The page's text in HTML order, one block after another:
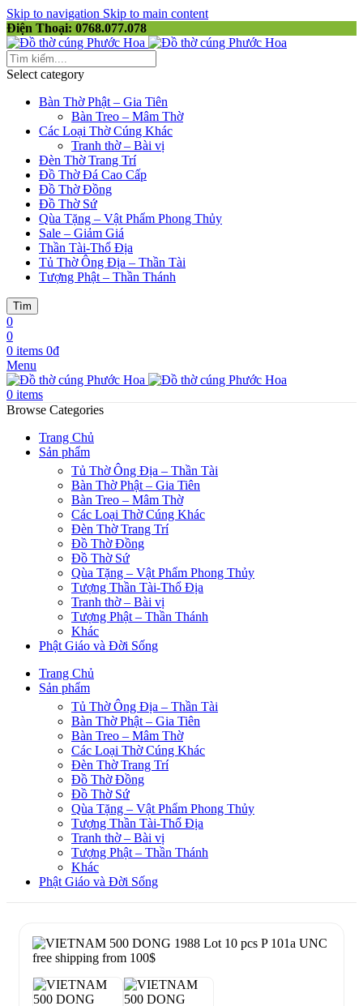
Skip to navigation Skip to main content
Điện Thoại: 0768.077.078
Select category
Bàn Thờ Phật – Gia Tiên
Bàn Treo – Mâm Thờ
Các Loại Thờ Cúng Khác
Tranh thờ – Bài vị
Đèn Thờ Trang Trí
Đồ Thờ Đá Cao Cấp
Đồ Thờ Đồng
Đồ Thờ Sứ
Qùa Tặng – Vật Phẩm Phong Thủy
Sale – Giảm Giá
Thần Tài-Thổ Địa
Tủ Thờ Ông Địa – Thần Tài
Tượng Phật – Thần Thánh
Tìm
0
0
0 items 0₫
Menu
0 items
Browse Categories
Trang Chủ
Sản phẩm
Tủ Thờ Ông Địa – Thần Tài
Bàn Thờ Phật – Gia Tiên
Bàn Treo – Mâm Thờ
Các Loại Thờ Cúng Khác
Đèn Thờ Trang Trí
Đồ Thờ Đồng
Đồ Thờ Sứ
Qùa Tặng – Vật Phẩm Phong Thủy
Tượng Thần Tài-Thổ Địa
Tranh thờ – Bài vị
Tượng Phật – Thần Thánh
Khác
Phật Giáo và Đời Sống
Trang Chủ
Sản phẩm
Tủ Thờ Ông Địa – Thần Tài
Bàn Thờ Phật – Gia Tiên
Bàn Treo – Mâm Thờ
Các Loại Thờ Cúng Khác
Đèn Thờ Trang Trí
Đồ Thờ Đồng
Đồ Thờ Sứ
Qùa Tặng – Vật Phẩm Phong Thủy
Tượng Thần Tài-Thổ Địa
Tranh thờ – Bài vị
Tượng Phật – Thần Thánh
Khác
Phật Giáo và Đời Sống